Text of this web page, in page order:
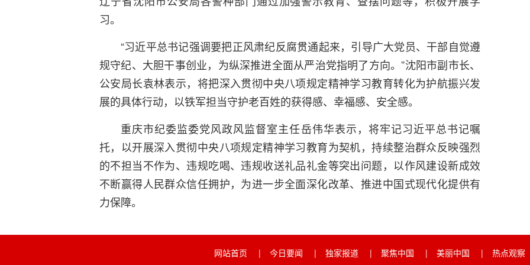
习。
“习近平总书记强调要把正风肃纪反腐贯通起来，引导广大党员、干部自觉遵
规守纪、大胆干事创业，为纵深推进全面从严治党指明了方向。”沈阳市副市长、
公安局长袁林表示，将把深入贯彻中央八项规定精神学习教育转化为护航振兴发
展的具体行动，以铁军担当守护老百姓的获得感、幸福感、安全感。
重庆市纪委监委党风政风监督室主任岳伟华表示，将牢记习近平总书记嘱
托，以开展深入贯彻中央八项规定精神学习教育为契机，持续整治群众反映强烈
的不担当不作为、违规吃喝、违规收送礼品礼金等突出问题，以作风建设新成效
不断赢得人民群众信任拥护，为进一步全面深化改革、推进中国式现代化提供有
力保障。
网站首页 | 今日要闻 | 独家报道 | 聚焦中国 | 美丽中国 | 热点观察